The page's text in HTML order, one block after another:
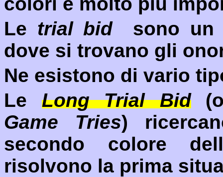
Le trial bidsono un
dove si trovano gli
Ne esistono di vario
Le LongTrial Bid
Game Tries)
secondo colore
risolvono la prima